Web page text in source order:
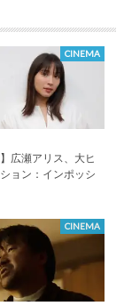
CINEMA
広瀬アリス、大ヒ
ョン：インポッシ
CINEMA